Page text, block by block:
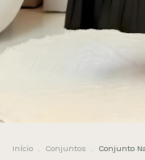
Início Conjuntos Conjunto